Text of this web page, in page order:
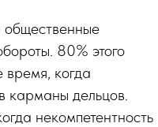
общественные
80% этого
время, когда
карманы дельцов.
некомпетентность